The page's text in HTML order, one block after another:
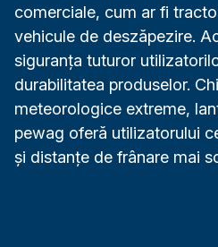
comerciale, cum ar fi
vehicule de deszăpezire.
siguranța tuturor
durabilitatea produselor.
meteorologice extreme,
pewag oferă utilizatorului
și distanțe de frânare mai